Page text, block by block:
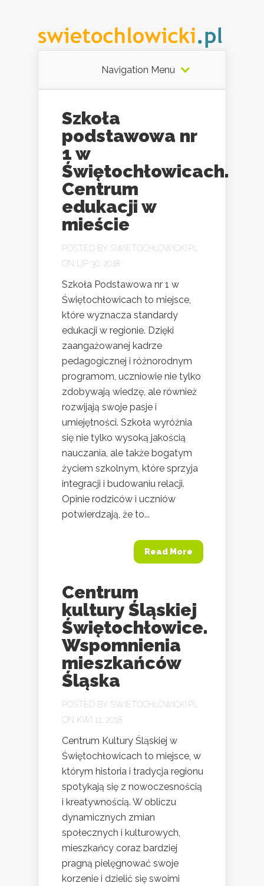
Navigation Menu
Szkoła
podstawowa nr
1 w
Świętochłowicach.
Centrum
edukacji w
mieście
POSTED BY SWIETOCHLOWICKI.PL
ON LIP 30, 2018
Szkoła Podstawowa nr 1 w
Świętochłowicach to miejsce,
które wyznacza standardy
edukacji w regionie. Dzięki
zaangażowanej kadrze
pedagogicznej i różnorodnym
programom, uczniowie nie tylko
zdobywają wiedzę, ale również
rozwijają swoje pasje i
umiejętności. Szkoła wyróżnia
się nie tylko wysoką jakością
nauczania, ale także bogatym
życiem szkolnym, które sprzyja
integracji i budowaniu relacji.
Opinie rodziców i uczniów
potwierdzają, że to...
Read More
Centrum
kultury Śląskiej
Świętochłowice.
Wspomnienia
mieszkańców
Śląska
POSTED BY SWIETOCHLOWICKI.PL
ON KWI 11, 2018
Centrum Kultury Śląskiej w
Świętochłowicach to miejsce, w
którym historia i tradycja regionu
spotykają się z nowoczesnością
i kreatywnością. W obliczu
dynamicznych zmian
społecznych i kulturowych,
mieszkańcy coraz bardziej
pragną pielęgnować swoje
korzenie i dzielić się swoimi